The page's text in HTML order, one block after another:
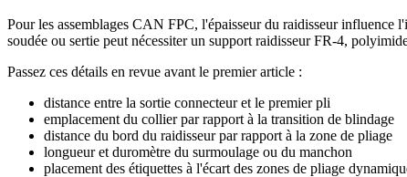
Pour les assemblages CAN FPC, l'épaisseur du raidisseur influence
soudée ou sertie peut nécessiter un support raidisseur FR-4,
Passez ces détails en revue avant le premier article :
distance entre la sortie connecteur et le premier pli
emplacement du collier par rapport à la transition de blindage
distance du bord du raidisseur par rapport à la zone de pliage
longueur et duromètre du surmoulage ou du manchon
placement des étiquettes à l'écart des zones de pliage